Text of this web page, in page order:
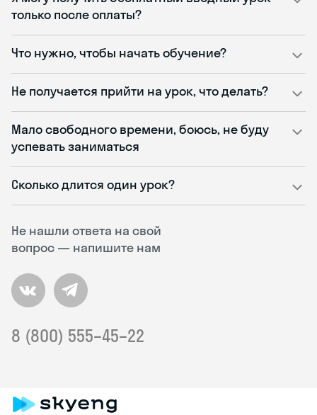
Не нашли ответа на свой
вопрос — напишите нам
8 (800) 555–45–22
только после оплаты?
Что нужно, чтобы начать обучение?
Не получается прийти на урок, что делать?
Мало свободного времени, боюсь, не буду
успевать заниматься
Сколько длится один урок?